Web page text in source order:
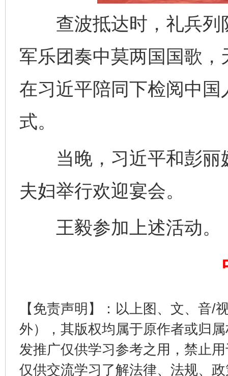
查波抵达时，礼兵列
军乐团奏中莫两国国歌
在习近平陪同下检阅中
式。
当晚，习近平和彭丽
夫妇举行欢迎宴会。
王毅参加上述活动。
【免责声明】：以上图、文、音/
外），其版权均属于原作者或归
发推广仅供学习参考之用，禁止
仅供交流学习了解法律、法规、
完善运行机制助力责任有效落实
法徽映军营 权益有保障